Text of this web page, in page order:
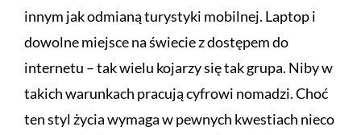
innym jak odmianą turystyki mobilnej. Laptop i
dowolne miejsce na świecie z dostępem do
internetu – tak wielu kojarzy się tak grupa. Niby w
takich warunkach pracują cyfrowi nomadzi. Choć
ten styl życia wymaga w pewnych kwestiach nieco